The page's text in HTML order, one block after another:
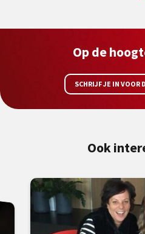
Op de
SCHRIJF JE IN VOOR
Ook